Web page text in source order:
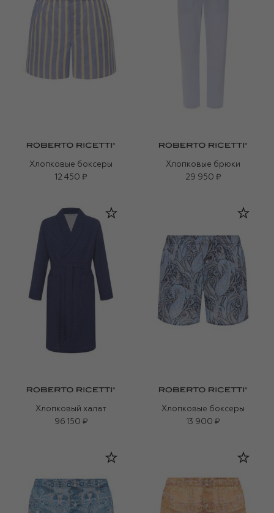
Хлопковые боксеры
12 450 ₽
Хлопковые брюки
29 950 ₽
Хлопковый халат
96 150 ₽
Хлопковые боксеры
13 900 ₽